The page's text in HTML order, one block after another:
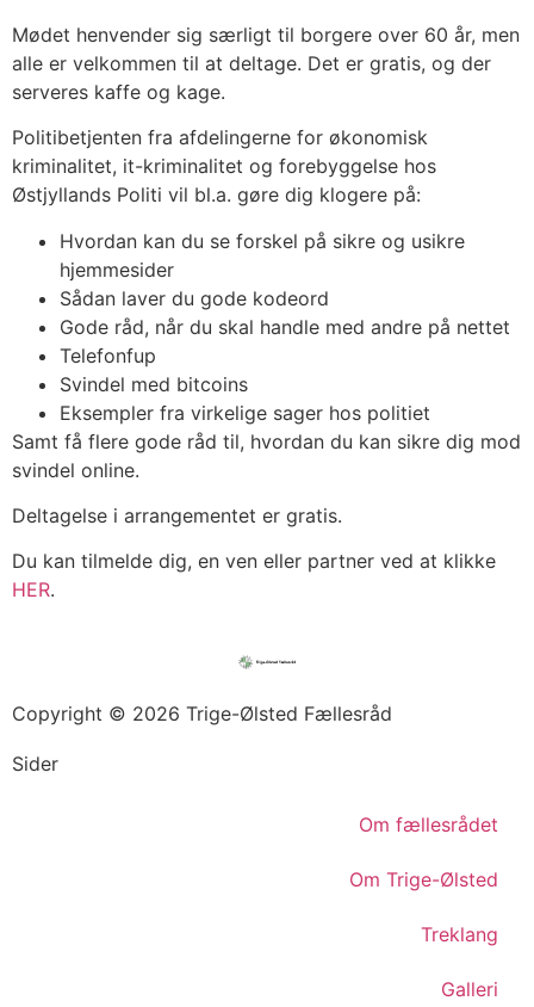
Mødet henvender sig særligt til borgere over 60 år, men
alle er velkommen til at deltage. Det er gratis, og der
serveres kaffe og kage.
Politibetjenten fra afdelingerne for økonomisk
kriminalitet, it-kriminalitet og forebyggelse hos
Østjyllands Politi vil bl.a. gøre dig klogere på:
Hvordan kan du se forskel på sikre og usikre
hjemmesider
Sådan laver du gode kodeord
Gode råd, når du skal handle med andre på nettet
Telefonfup
Svindel med bitcoins
Eksempler fra virkelige sager hos politiet
Samt få flere gode råd til, hvordan du kan sikre dig mod
svindel online.
Deltagelse i arrangementet er gratis.
Du kan tilmelde dig, en ven eller partner ved at klikke
HER.
Copyright © 2026 Trige-Ølsted Fællesråd
Sider
Om fællesrådet
Om Trige-Ølsted
Treklang
Galleri